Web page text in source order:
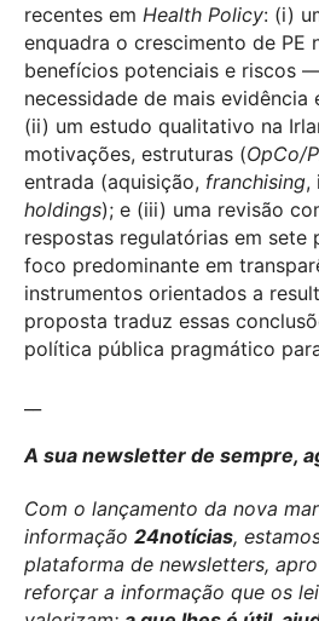
recentes em Health Policy: (i)
enquadra o crescimento de PE
benefícios potenciais e riscos
necessidade de mais
(ii) um estudo qualitativo na
motivações, estruturas (OpCo/
entrada (aquisição, franchising,
holdings); e (iii) uma revisão
respostas regulatórias em sete
foco predominante em
instrumentos orientados a
proposta traduz essas
política pública pragmático
A sua newsletter de sempre,
Com o lançamento da nova
informação 24notícias,
plataforma de newsletters,
reforçar a informação que os